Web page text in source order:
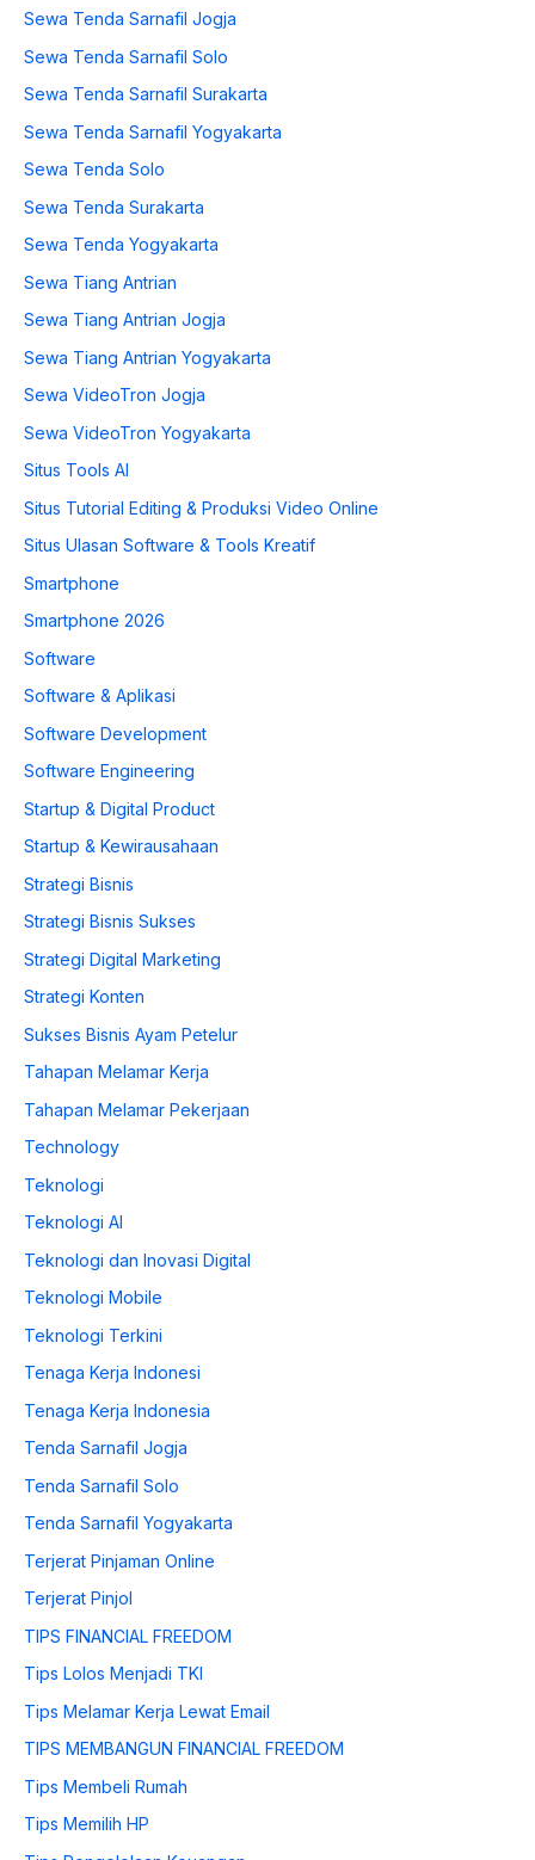
Sewa Tenda Sarnafil Jogja
Sewa Tenda Sarnafil Solo
Sewa Tenda Sarnafil Surakarta
Sewa Tenda Sarnafil Yogyakarta
Sewa Tenda Solo
Sewa Tenda Surakarta
Sewa Tenda Yogyakarta
Sewa Tiang Antrian
Sewa Tiang Antrian Jogja
Sewa Tiang Antrian Yogyakarta
Sewa VideoTron Jogja
Sewa VideoTron Yogyakarta
Situs Tools AI
Situs Tutorial Editing & Produksi Video Online
Situs Ulasan Software & Tools Kreatif
Smartphone
Smartphone 2026
Software
Software & Aplikasi
Software Development
Software Engineering
Startup & Digital Product
Startup & Kewirausahaan
Strategi Bisnis
Strategi Bisnis Sukses
Strategi Digital Marketing
Strategi Konten
Sukses Bisnis Ayam Petelur
Tahapan Melamar Kerja
Tahapan Melamar Pekerjaan
Technology
Teknologi
Teknologi AI
Teknologi dan Inovasi Digital
Teknologi Mobile
Teknologi Terkini
Tenaga Kerja Indonesi
Tenaga Kerja Indonesia
Tenda Sarnafil Jogja
Tenda Sarnafil Solo
Tenda Sarnafil Yogyakarta
Terjerat Pinjaman Online
Terjerat Pinjol
TIPS FINANCIAL FREEDOM
Tips Lolos Menjadi TKI
Tips Melamar Kerja Lewat Email
TIPS MEMBANGUN FINANCIAL FREEDOM
Tips Membeli Rumah
Tips Memilih HP